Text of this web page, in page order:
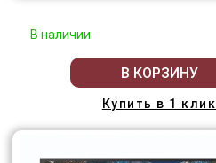
В наличии
В КОРЗИНУ
Купить в 1 клик